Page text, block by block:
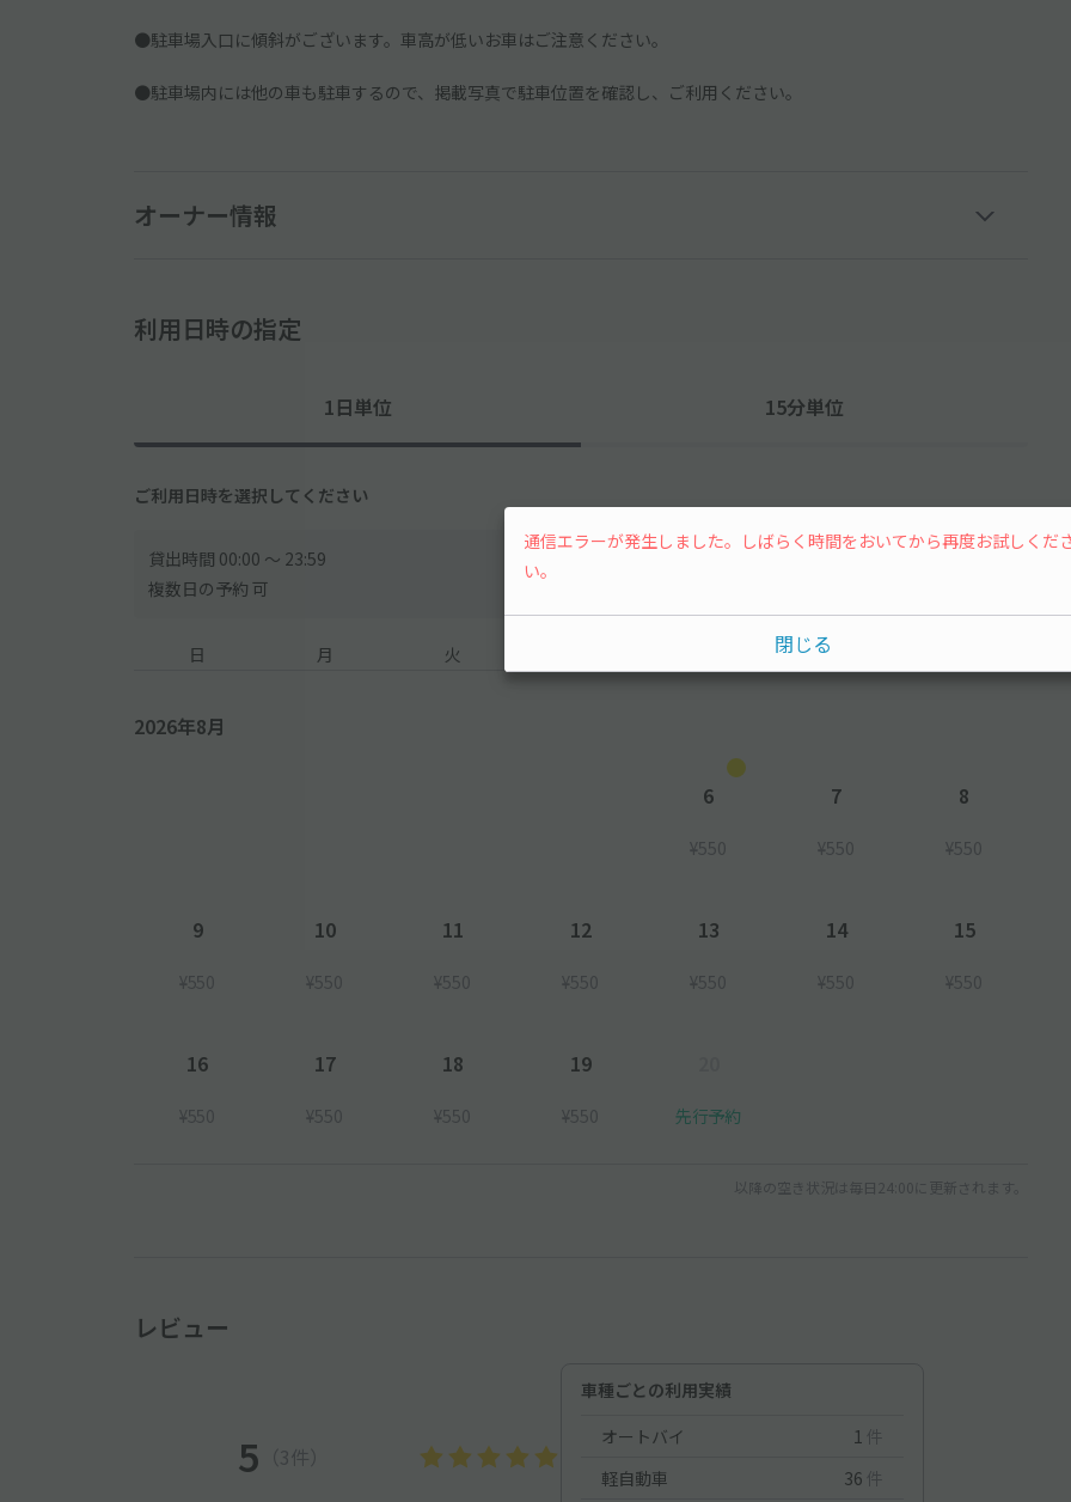
●駐車場入口に傾斜がございます。車高が低いお車はご注意ください。
●駐車場内には他の車も駐車するので、掲載写真で駐車位置を確認し、ご利用ください。
オーナー情報
利用日時の指定
1日単位 15分単位
ご利用日時を選択してください
貸出時間 00:00 〜 23:59
複数日の予約 可
日 月 火 金
2026年8月
6
¥550
7
¥550
8
¥550
9
¥550
10
¥550
11
¥550
12
¥550
13
¥550
14
¥550
15
¥550
16
¥550
17
¥550
18
¥550
19
¥550 先行予約
以降の空き状況は毎日24:00に更新されます。
レビュー
5 （3件）
車種ごとの利用実績
オートバイ
1 件
軽自動車
36 件
通信エラーが発生しました。しばらく時間をおいてから再度お試しくだ
い。
閉じる